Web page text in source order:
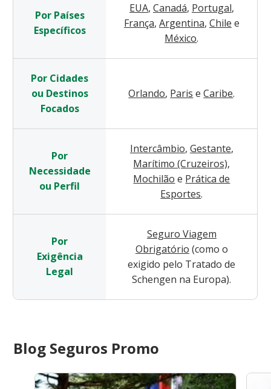
Por Países
Específicos
EUA, Canadá, Portugal,
França, Argentina, Chile e
México.
Por Cidades
ou Destinos
Focados
Orlando, Paris e Caribe.
Por
Necessidade
ou Perfil
Intercâmbio, Gestante,
Marítimo (Cruzeiros),
Mochilão e Prática de
Esportes.
Por
Exigência
Legal
Seguro Viagem
Obrigatório (como o
exigido pelo Tratado de
Schengen na Europa).
Blog Seguros Promo